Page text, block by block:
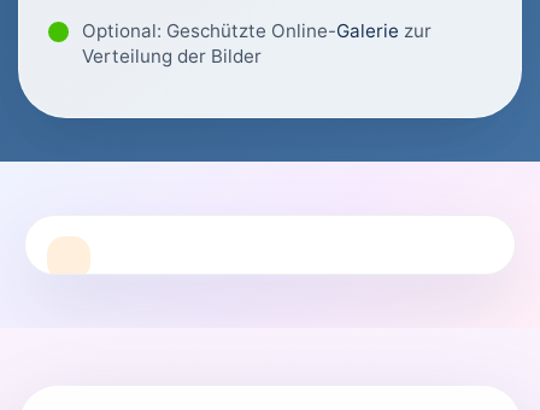
Optional: Geschützte Online-Galerie zur
Verteilung der Bilder